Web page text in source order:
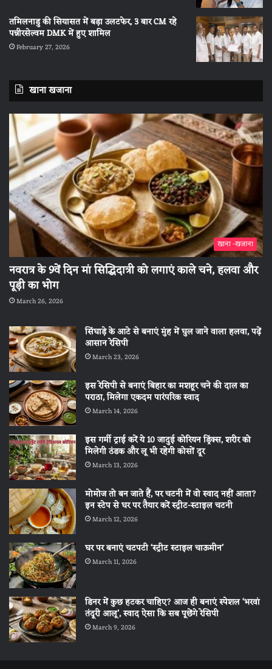
तमिलनाडु की सियासत में बड़ा उलटफेर, 3 बार CM रहे
पन्नीरसेल्वम DMK में हुए शामिल
February 27, 2026
खाना खजाना
खाना -खजाना
नवरात्र के 9वें दिन मां सिद्धिदात्री को लगाएं काले चने, हलवा और
पूड़ी का भोग
March 26, 2026
सिंघाड़े के आटे से बनाएं मुंह में घुल जाने वाला हलवा, पढ़ें
आसान रेसिपी
March 23, 2026
इस रेसिपी से बनाएं बिहार का मशहूर चने की दाल का
पराठा, मिलेगा एकदम पारंपरिक स्वाद
March 14, 2026
इस गर्मी ट्राई करें ये 10 जादुई कोरियन ड्रिंक्स, शरीर को
मिलेगी ठंडक और लू भी रहेगी कोसों दूर
March 13, 2026
मोमोज तो बन जाते हैं, पर चटनी में वो स्वाद नहीं आता?
इन स्टेप से घर पर तैयार करें स्ट्रीट-स्टाइल चटनी
March 12, 2026
घर पर बनाएं चटपटी ‘स्ट्रीट स्टाइल चाऊमीन’
March 11, 2026
डिनर में कुछ हटकर चाहिए? आज ही बनाएं स्पेशल ‘भरवां
तंदूरी आलू’, स्वाद ऐसा कि सब पूछेंगे रेसिपी
March 9, 2026